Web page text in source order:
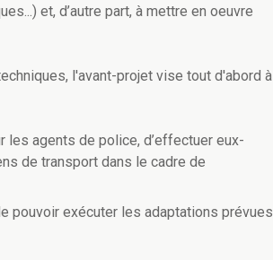
et, d’autre part, à mettre en oeuvre
l'avant-projet vise tout d'abord à
les agents de police, d’effectuer eux-
de transport dans le cadre de
pouvoir exécuter les adaptations prévues